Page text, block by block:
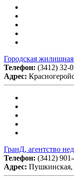
Городская
Телефон: (3412) 32-
Адрес:
ГранД, агентство
Телефон: (3412)
Адрес: Пушкинская,